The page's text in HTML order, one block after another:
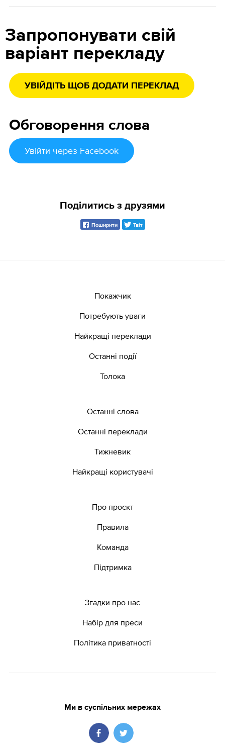
Запропонувати свій
варіант перекладу
УВІЙДІТЬ ЩОБ ДОДАТИ ПЕРЕКЛАД
Обговорення слова
Увійти через Facebook
Поділитись з друзями
Поширити Твіт
Покажчик
Потребують уваги
Найкращі переклади
Останні події
Толока
Останні слова
Останні переклади
Тижневик
Найкращі користувачі
Про проєкт
Правила
Команда
Підтримка
Згадки про нас
Набір для преси
Політика приватності
Ми в суспільних мережах